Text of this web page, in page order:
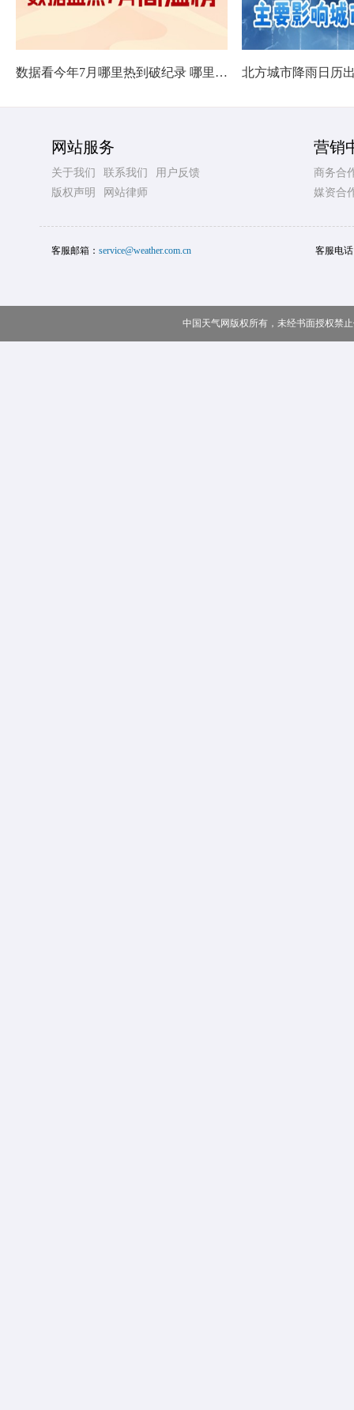
数据看今年7月哪里热到破纪录 哪里暑热连轴转
网站服务
关于我们 联系我们
用户反馈
版权声明
网站律师
营销
商务合
媒资合
客服邮箱： service@weather.com.cn 客服电
中国天气网版权所有，未经书面授权